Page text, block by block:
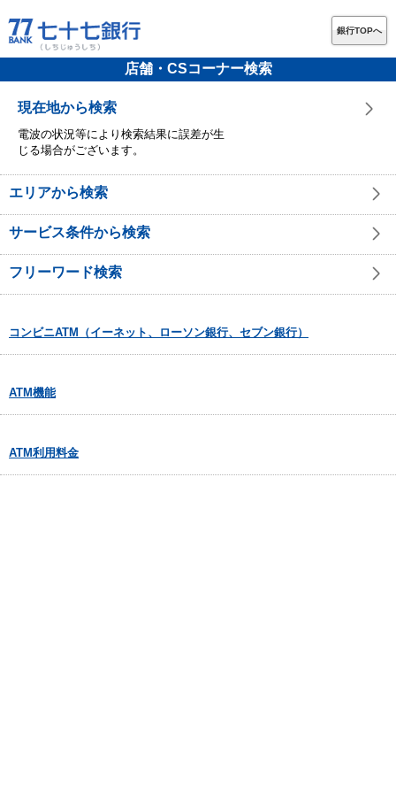
銀行TOPへ
店舗・CSコーナー検索
現在地から検索
電波の状況等により検索結果に誤差が生
じる場合がございます。
エリアから検索
サービス条件から検索
フリーワード検索
コンビニATM（イーネット、ローソン銀行、セブン銀行）
ATM機能
ATM利用料金